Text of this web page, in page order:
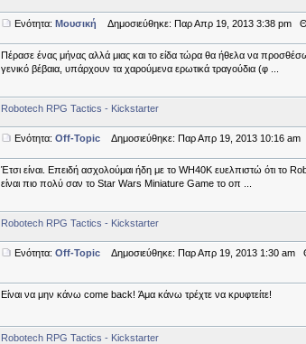
Ενότητα: Μουσική Δημοσιεύθηκε: Παρ Απρ 19, 2013 3:38 pm
Πέρασε ένας μήνας αλλά μιας και το είδα τώρα θα ήθελα να
γενικό βέβαια, υπάρχουν τα χαρούμενα ερωτικά τραγούδια (φ ...
Robotech RPG Tactics - Kickstarter
Ενότητα: Off-TopicΔημοσιεύθηκε: Παρ Απρ 19, 2013 10:16
Έτσι είναι. Επειδή ασχολούμαι ήδη με το WH40K ευελπιστώ ότι το
είναι πιο πολύ σαν το Star Wars Miniature Game το οπ ...
Robotech RPG Tactics - Kickstarter
Ενότητα: Off-TopicΔημοσιεύθηκε: Παρ Απρ 19, 2013 1:30 am
Είναι να μην κάνω come back! Άμα κάνω τρέχτε να κρυφτείτε!
Robotech RPG Tactics - Kickstarter